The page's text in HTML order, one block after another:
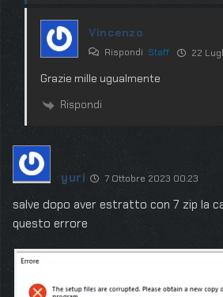
Vincenzo
Rispondi Staff 22
Grazie mille ugualmente
Rispondi
yuri 7 Ottobre 2023 00:23
salve dopo aver estratto con 7 zip la
questo errore